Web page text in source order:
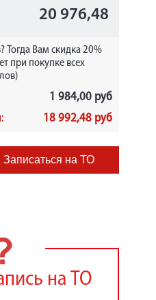
20 976,48
Тогда Вам скидка 20%
при покупке всех
1 984,00 руб
18 992,48 руб
Записаться на ТО
на ТО